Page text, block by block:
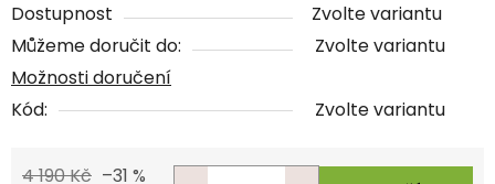
Dostupnost
Zvolte variantu
Můžeme doručit do:
Zvolte variantu
Možnosti doručení
Kód:
Zvolte variantu
4 190 Kč –31 %